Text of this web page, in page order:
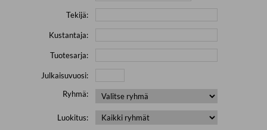
Tekijä:
Kustantaja:
Tuotesarja:
Julkaisuvuosi:
Ryhmä:
Luokitus: